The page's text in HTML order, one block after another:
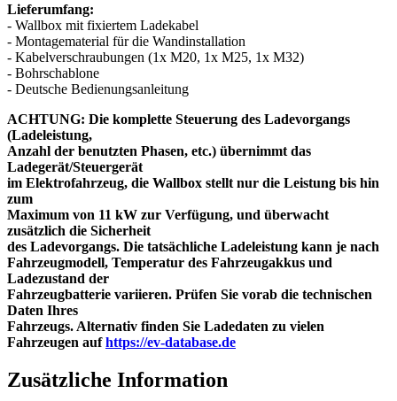
Lieferumfang:
- Wallbox mit fixiertem Ladekabel
- Montagematerial für die Wandinstallation
- Kabelverschraubungen (1x M20, 1x M25, 1x M32)
- Bohrschablone
- Deutsche Bedienungsanleitung
ACHTUNG: Die komplette Steuerung des Ladevorgangs
(Ladeleistung,
Anzahl der benutzten Phasen, etc.) übernimmt das
Ladegerät/Steuergerät
im Elektrofahrzeug, die Wallbox stellt nur die Leistung bis hin
zum
Maximum von 11 kW zur Verfügung, und überwacht
zusätzlich die Sicherheit
des Ladevorgangs. Die tatsächliche Ladeleistung kann je nach
Fahrzeugmodell, Temperatur des Fahrzeugakkus und
Ladezustand der
Fahrzeugbatterie variieren. Prüfen Sie vorab die technischen
Daten Ihres
Fahrzeugs. Alternativ finden Sie Ladedaten zu vielen
Fahrzeugen aufhttps://ev-database.de
Zusätzliche Information